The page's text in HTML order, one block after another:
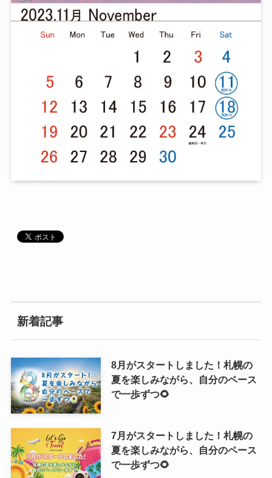
新着記事
8月がスタートしました！札幌の
夏を楽しみながら、自分のペース
で一歩ずつ🌻
7月がスタートしました！札幌の
夏を楽しみながら、自分のペース
で一歩ずつ🌻